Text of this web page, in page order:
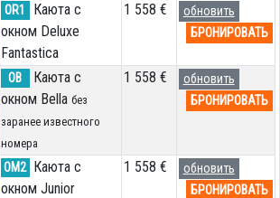
OR1
Каюта с
окном Deluxe
Fantastica
1 558 €
обновить
БРОНИРОВАТЬ
OB
Каюта с
окном Bella без
заранее известного
номера
1 558 €
обновить
БРОНИРОВАТЬ
OM2
Каюта с
окном Junior
1 558 €
обновить
БРОНИРОВАТЬ